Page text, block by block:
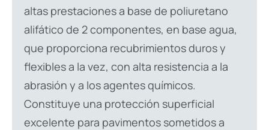
altas prestaciones a base de poliuretano
alifático de 2 componentes, en base agua,
que proporciona recubrimientos duros y
flexibles a la vez, con alta resistencia a la
abrasión y a los agentes químicos.
Constituye una protección superficial
excelente para pavimentos sometidos a